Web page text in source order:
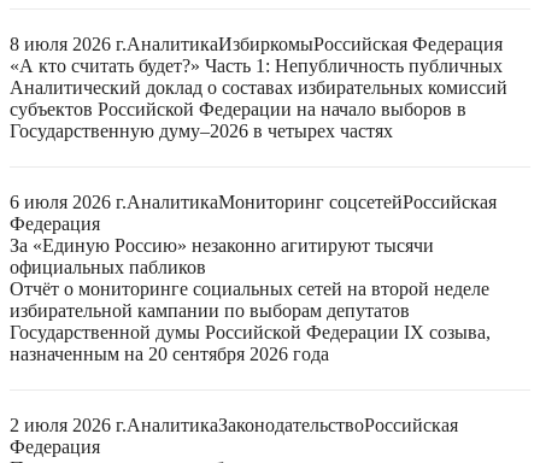
8 июля 2026 г.АналитикаИзбиркомыРоссийская Федерация
«А кто считать будет?» Часть 1: Непубличность публичных
Аналитический доклад о составах избирательных комиссий
субъектов Российской Федерации на начало выборов в
Государственную думу–2026 в четырех частях
6 июля 2026 г.АналитикаМониторинг соцсетейРоссийская
Федерация
За «Единую Россию» незаконно агитируют тысячи
официальных пабликов
Отчёт о мониторинге социальных сетей на второй неделе
избирательной кампании по выборам депутатов
Государственной думы Российской Федерации IX созыва,
назначенным на 20 сентября 2026 года
2 июля 2026 г.АналитикаЗаконодательствоРоссийская
Федерация